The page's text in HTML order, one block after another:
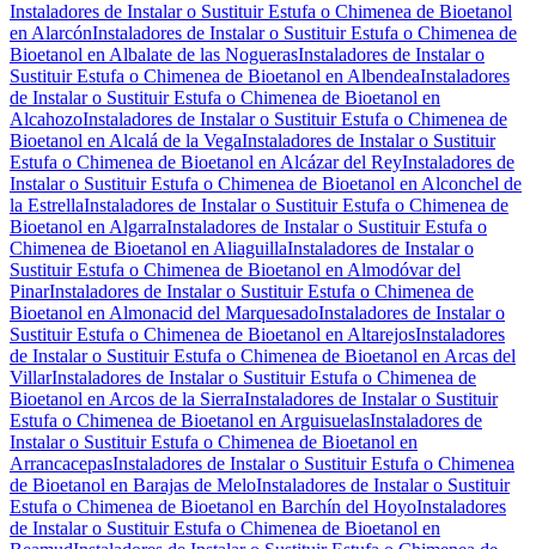
Instaladores de Instalar o Sustituir Estufa o Chimenea de Bioetanol
en AlarcónInstaladores de Instalar o Sustituir Estufa o Chimenea de
Bioetanol en Albalate de las NoguerasInstaladores de Instalar o
Sustituir Estufa o Chimenea de Bioetanol en AlbendeaInstaladores
de Instalar o Sustituir Estufa o Chimenea de Bioetanol en
AlcahozoInstaladores de Instalar o Sustituir Estufa o Chimenea de
Bioetanol en Alcalá de la VegaInstaladores de Instalar o Sustituir
Estufa o Chimenea de Bioetanol en Alcázar del ReyInstaladores de
Instalar o Sustituir Estufa o Chimenea de Bioetanol en Alconchel de
la EstrellaInstaladores de Instalar o Sustituir Estufa o Chimenea de
Bioetanol en AlgarraInstaladores de Instalar o Sustituir Estufa o
Chimenea de Bioetanol en AliaguillaInstaladores de Instalar o
Sustituir Estufa o Chimenea de Bioetanol en Almodóvar del
PinarInstaladores de Instalar o Sustituir Estufa o Chimenea de
Bioetanol en Almonacid del MarquesadoInstaladores de Instalar o
Sustituir Estufa o Chimenea de Bioetanol en AltarejosInstaladores
de Instalar o Sustituir Estufa o Chimenea de Bioetanol en Arcas del
VillarInstaladores de Instalar o Sustituir Estufa o Chimenea de
Bioetanol en Arcos de la SierraInstaladores de Instalar o Sustituir
Estufa o Chimenea de Bioetanol en ArguisuelasInstaladores de
Instalar o Sustituir Estufa o Chimenea de Bioetanol en
ArrancacepasInstaladores de Instalar o Sustituir Estufa o Chimenea
de Bioetanol en Barajas de MeloInstaladores de Instalar o Sustituir
Estufa o Chimenea de Bioetanol en Barchín del HoyoInstaladores
de Instalar o Sustituir Estufa o Chimenea de Bioetanol en